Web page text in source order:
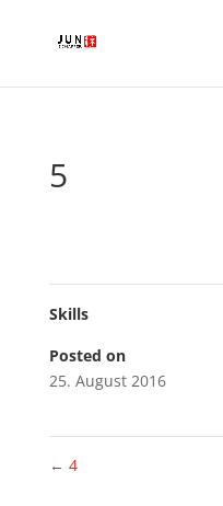
5
Skills
Posted on
25. August 2016
← 4